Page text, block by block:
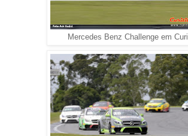
Mercedes Benz Challenge em